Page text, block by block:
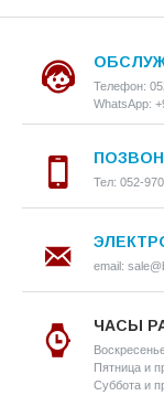
Телефон:
WhatsApp:
Тел: 052-
email:
ЧАСЫ
Пятница и
Суббота и